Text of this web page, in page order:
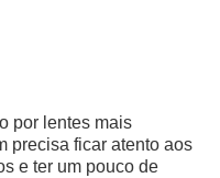
por lentes mais
precisa ficar atento aos
e ter um pouco de